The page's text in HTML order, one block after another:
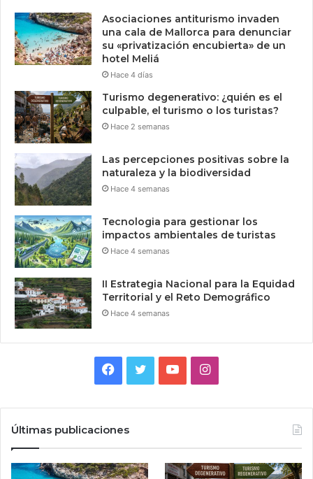
Asociaciones antiturismo invaden
una cala de Mallorca para denunciar
su «privatización encubierta» de un
hotel Meliá
Hace 4 días
Turismo degenerativo: ¿quién es el
culpable, el turismo o los turistas?
Hace 2 semanas
Las percepciones positivas sobre la
naturaleza y la biodiversidad
Hace 4 semanas
Tecnologia para gestionar los
impactos ambientales de turistas
Hace 4 semanas
II Estrategia Nacional para la Equidad
Territorial y el Reto Demográfico
Hace 4 semanas
Facebook
TwitterYouTubeInstagram
Últimas publicaciones